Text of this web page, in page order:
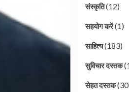
संस्कृति(12)
सहयोग करें(1)
साहित्य(183)
सुविचार दस्तक
सेहत दस्तक